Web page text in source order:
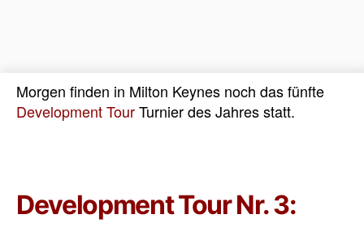
Morgen finden in Milton Keynes noch das fünfte
Development TourTurnier des Jahres statt.
Development Tour Nr. 3: